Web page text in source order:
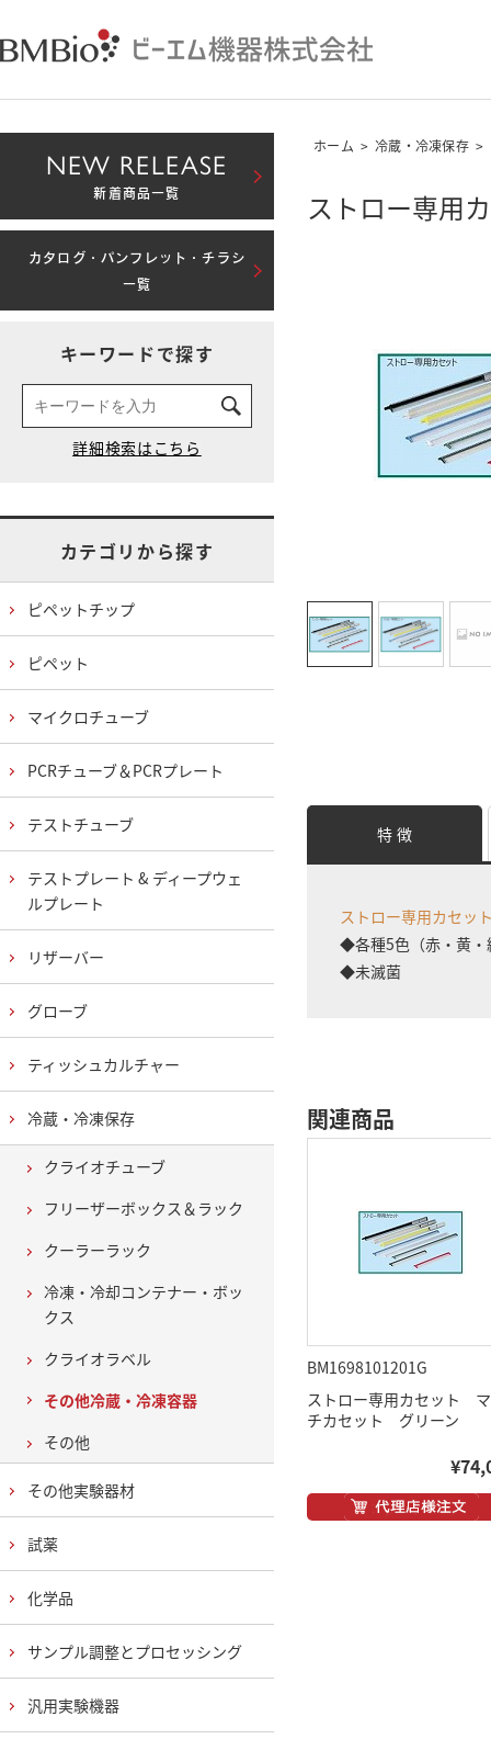
ホーム > 冷蔵・冷凍保存 >
ストロー専用
特 徴
ストロー専用カセッ
◆各種5色（赤・黄・
◆未滅菌
関連商品
BM1698101201G
ストロー専用カセット
チカセット グリーン
NEW RELEASE
新着商品一覧
カタログ・パンフレット・チラシ
一覧
キーワードで探す
カテゴリから探す
ピペットチップ
ピペット
マイクロチューブ
PCRチューブ＆PCRプレート
テストチューブ
テストプレート & ディープウェ
ルプレート
リザーバー
グローブ
ティッシュカルチャー
冷蔵・冷凍保存
クライオチューブ
フリーザーボックス＆ラック
クーラーラック
冷凍・冷却コンテナー・ボッ
クス
クライオラベル
その他冷蔵・冷凍容器
その他
その他実験器材
試薬
化学品
サンプル調整とプロセッシング
汎用実験機器